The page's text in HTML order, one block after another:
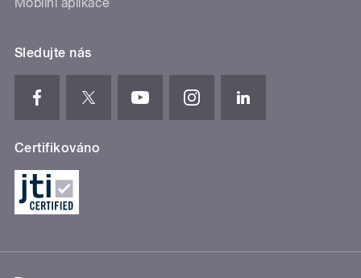
Sledujte nás
Certifikováno